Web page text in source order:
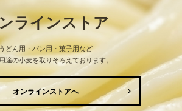
ラインストア
どん用・パン用・菓子用など
途の小麦を取りそろえております。
オンラインストアへ